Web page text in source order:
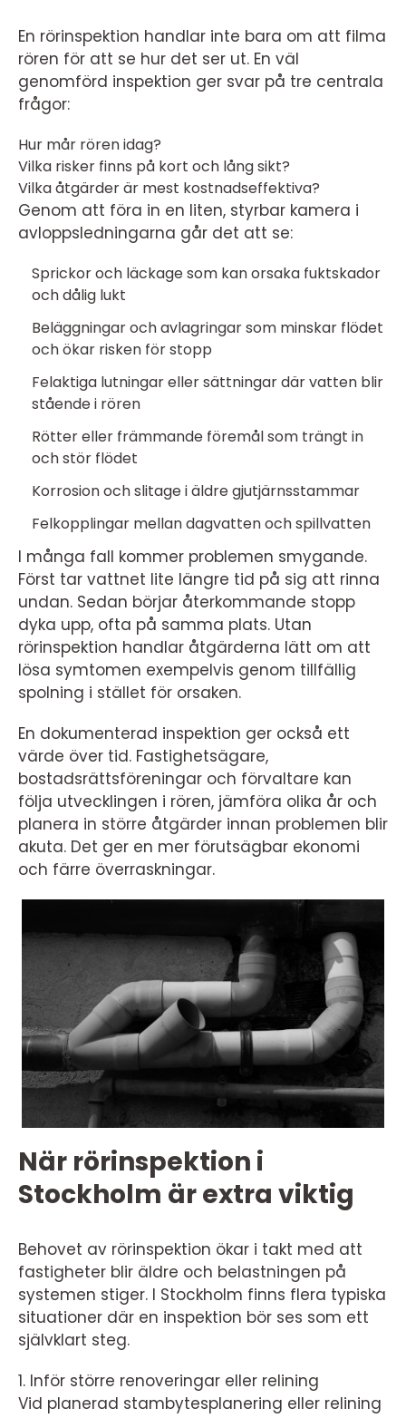
En rörinspektion handlar inte bara om att filma
rören för att se hur det ser ut. En väl
genomförd inspektion ger svar på tre centrala
frågor:
Hur mår rören idag?
Vilka risker finns på kort och lång sikt?
Vilka åtgärder är mest kostnadseffektiva?
Genom att föra in en liten, styrbar kamera i
avloppsledningarna går det att se:
Sprickor och läckage som kan orsaka fuktskador
och dålig lukt
Beläggningar och avlagringar som minskar flödet
och ökar risken för stopp
Felaktiga lutningar eller sättningar där vatten blir
stående i rören
Rötter eller främmande föremål som trängt in
och stör flödet
Korrosion och slitage i äldre gjutjärnsstammar
Felkopplingar mellan dagvatten och spillvatten
I många fall kommer problemen smygande.
Först tar vattnet lite längre tid på sig att rinna
undan. Sedan börjar återkommande stopp
dyka upp, ofta på samma plats. Utan
rörinspektion handlar åtgärderna lätt om att
lösa symtomen exempelvis genom tillfällig
spolning i stället för orsaken.
En dokumenterad inspektion ger också ett
värde över tid. Fastighetsägare,
bostadsrättsföreningar och förvaltare kan
följa utvecklingen i rören, jämföra olika år och
planera in större åtgärder innan problemen blir
akuta. Det ger en mer förutsägbar ekonomi
och färre överraskningar.
När rörinspektion i
Stockholm är extra viktig
Behovet av rörinspektion ökar i takt med att
fastigheter blir äldre och belastningen på
systemen stiger. I Stockholm finns flera typiska
situationer där en inspektion bör ses som ett
självklart steg.
1. Inför större renoveringar eller relining
Vid planerad stambytesplanering eller relining